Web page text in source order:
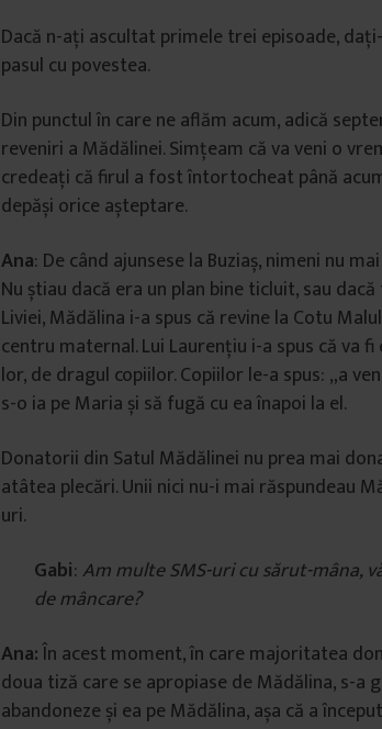
Dacă n-ați ascultat primele trei episoade,
pasul cu povestea.
Din punctul în care ne aflăm acum, adică
reveniri a Mădălinei. Simțeam că va veni o
credeați că firul a fost întortocheat până
depăși orice așteptare.
Ana: De când ajunsese la Buziaș, nimeni nu
Nu știau dacă era un plan bine ticluit, sau
Liviei, Mădălina i-a spus că revine la Cotu
centru maternal. Lui Laurențiu i-a spus că va
lor, de dragul copiilor. Copiilor le-a spus: „a
s-o ia pe Maria și să fugă cu ea înapoi la el.
Donatorii din Satul Mădălinei nu prea mai
atâtea plecări. Unii nici nu-i mai răspundeau
uri.
Gabi:Am multe SMS-uri cu sărut-mâna,
de mâncare?
Ana:În acest moment, în care majoritatea
doua tiză care se apropiase de Mădălina, s-a
abandoneze și ea pe Mădălina, așa că a